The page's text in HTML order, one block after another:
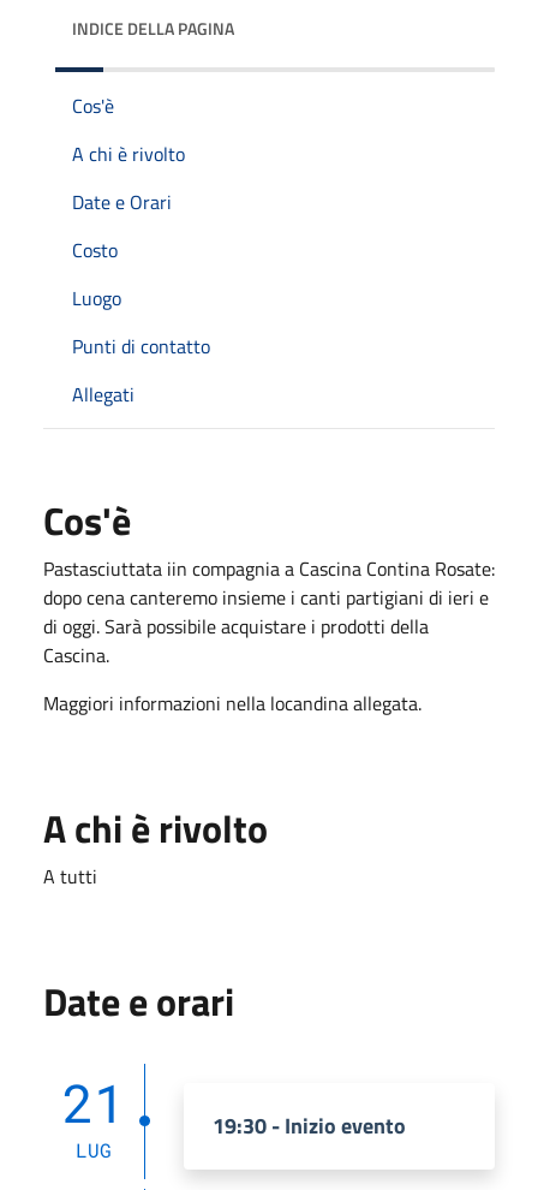
INDICE DELLA PAGINA
Cos'è
A chi è rivolto
Date e Orari
Costo
Luogo
Punti di contatto
Allegati
Cos'è
Pastasciuttata iin compagnia a Cascina Contina Rosate:
dopo cena canteremo insieme i canti partigiani di ieri e
di oggi. Sarà possibile acquistare i prodotti della
Cascina.
Maggiori informazioni nella locandina allegata.
A chi è rivolto
A tutti
Date e orari
21
LUG
19:30 - Inizio evento